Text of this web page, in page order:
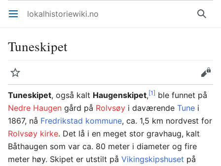
Åpne hovedmenyen lokalhistoriewiki.no Søk
Tuneskipet
Overvåk
Rediger
Tuneskipet, også kalt Haugenskipet,[1] ble funnet på
Nedre Haugen gård på Rolvsøy i daværende Tune i
1867, nå Fredrikstad kommune, ca. 1,5 km nordvest for
Rolvsøy kirke. Det lå i en meget stor gravhaug, kalt
Båthaugen som var ca. 80 meter i diameter og fire
meter høy. Skipet er utstilt på Vikingskipshuset på